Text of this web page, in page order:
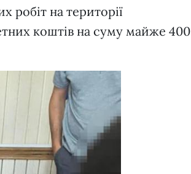
робіт на території
коштів на суму майже 400